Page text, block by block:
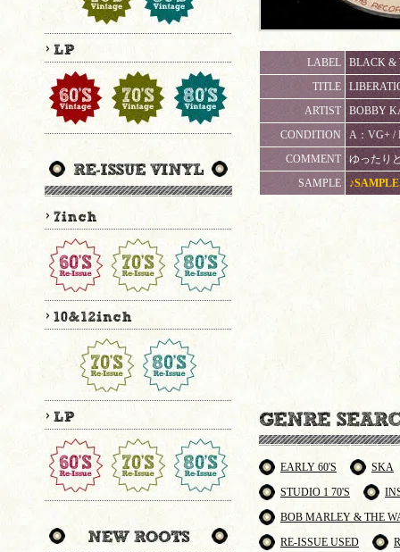
LABEL
BLACK &
TITLE
ARTIST
BOBBY
CONDITION
A：VG+ /
COMMENT
ゆったり
SAMPLE
♪SAMPLE
EARLY 60'S
SKA
STUDIO 1 70'S
BOB MARLEY & THE
RE-ISSUE USED